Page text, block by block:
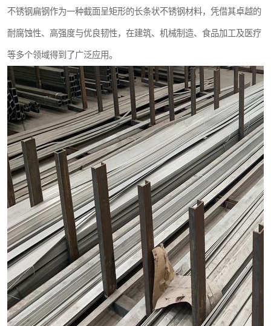
不锈钢扁钢作为一种截面呈矩形的长条状不锈钢材料，凭借其卓越的
耐腐蚀性、高强度与优良韧性，在建筑、机械制造、食品加工及医疗
等多个领域得到了广泛应用。